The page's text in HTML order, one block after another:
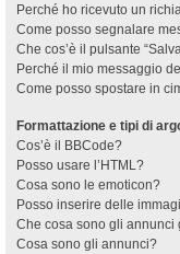
Perché ho ricevuto un
Come posso segnalare
Che cos’è il pulsante
Perché il mio messaggio
Come posso spostare in
Formattazione e tipi di
Cos’è il BBCode?
Posso usare l’HTML?
Cosa sono le emoticon?
Posso inserire delle
Che cosa sono gli annunci
Cosa sono gli annunci?